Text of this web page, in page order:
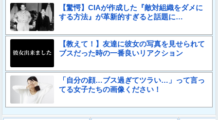
【驚愕】CIAが作成した『敵対組織をダメに
する方法』が革新的すぎると話題に…
【教えて！】友達に彼女の写真を見せられて
ブスだった時の一番良いリアクション
「自分の顔…ブス過ぎてツラい…」って言っ
てる女子たちの画像ください！